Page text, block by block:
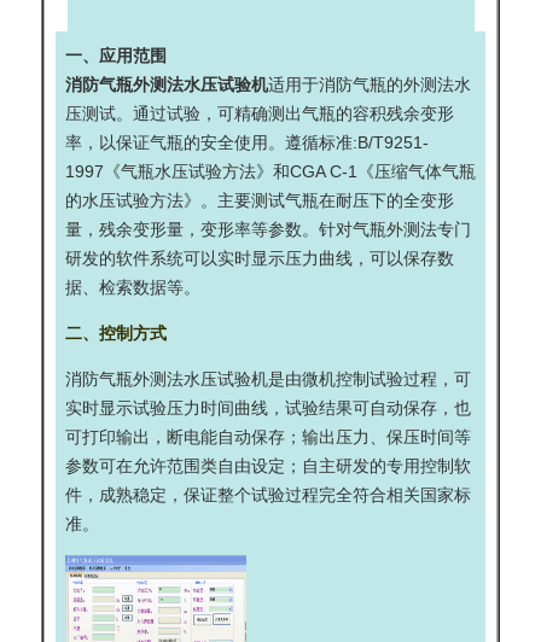
一、应用范围
消防气瓶外测法水压试验机适用于消防气瓶的外测法水
压测试。通过试验，可精确测出气瓶的容积残余变形
率，以保证气瓶的安全使用。遵循标准:B/T9251-
1997《气瓶水压试验方法》和CGA C-1《压缩气体气瓶
的水压试验方法》。主要测试气瓶在耐压下的全变形
量，残余变形量，变形率等参数。针对气瓶外测法专门
研发的软件系统可以实时显示压力曲线，可以保存数
据、检索数据等。
二、控制方式
消防气瓶外测法水压试验机是由微机控制试验过程，可
实时显示试验压力时间曲线，试验结果可自动保存，也
可打印输出，断电能自动保存；输出压力、保压时间等
参数可在允许范围类自由设定；自主研发的专用控制软
件，成熟稳定，保证整个试验过程完全符合相关国家标
准。